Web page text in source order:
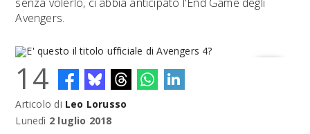
Avengers.
E' questo il titolo ufficiale di Avengers 4?
14
Articolo di Leo Lorusso
Lunedì 2 luglio 2018